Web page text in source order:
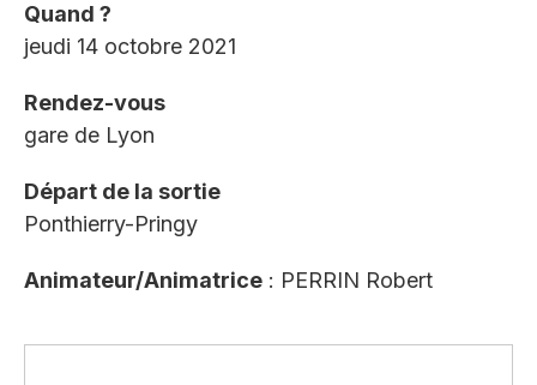
Quand ?
jeudi 14 octobre 2021
Rendez-vous
gare de Lyon
Départ de la sortie
Ponthierry-Pringy
Animateur/Animatrice : PERRIN Robert